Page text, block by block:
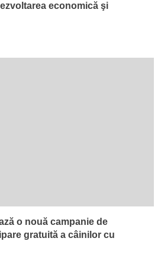
economică şi
o nouă campanie de
gratuită a câinilor cu